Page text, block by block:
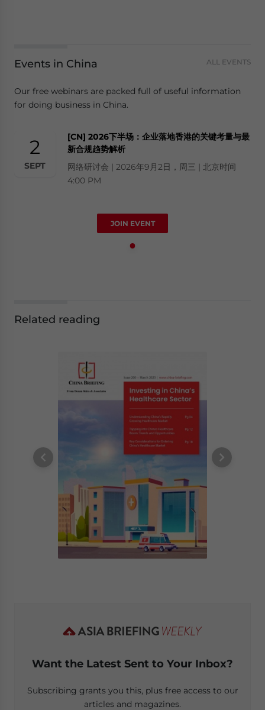
Events in China ALL EVENTS
Our free webinars are packed full of useful information
for doing business in China.
2
SEPT
[CN] 2026下半场：企业落地香港的关键考量与最
新合规趋势解析
网络研讨会 | 2026年9月2日，周三 | 北京时间
4:00 PM
JOIN EVENT
Related reading
Want the Latest Sent to Your Inbox?
Subscribing grants you this, plus free access to our
articles and magazines.